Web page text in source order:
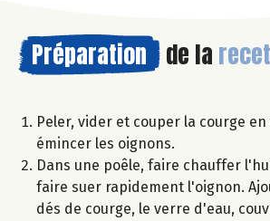
Préparation de la
Peler, vider et couper la courge
émincer les oignons.
Dans une poêle, faire chauffer
faire suer rapidement l'oignon.
dés de courge, le verre d'eau,